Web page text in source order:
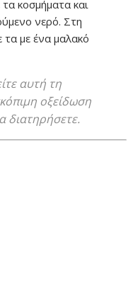
κοσμήματα και
νερό. Στη
τα με ένα μαλακό
αυτή τη
οξείδωση
διατηρήσετε.